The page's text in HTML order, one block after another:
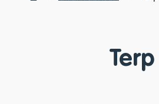
Startpagina
Terp